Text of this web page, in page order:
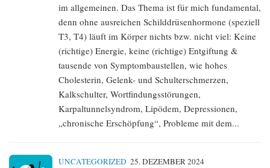
im allgemeinen. Das Thema ist für mich fundamental,
denn ohne ausreichen Schilddrüsenhormone (speziell
T3, T4) läuft im Körper nichts bzw. nicht viel: Keine
(richtige) Energie, keine (richtige) Entgiftung &
tausende von Symptombaustellen, wie hohes
Cholesterin, Gelenk- und Schulterschmerzen,
Kalkschulter, Wortfindungsstörungen,
Karpaltunnelsyndrom, Lipödem, Depressionen,
„chronische Erschöpfung“, Probleme mit dem...
UNCATEGORIZED 25. DEZEMBER 2024